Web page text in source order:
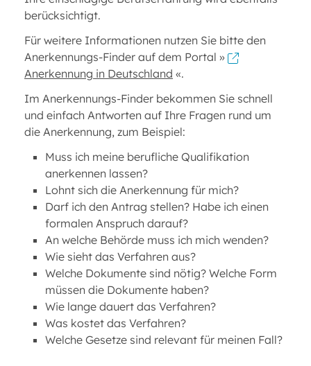
berücksichtigt.
Für weitere Informationen nutzen Sie bitte den
Anerkennungs-Finder auf dem Portal »
Anerkennung in Deutschland «.
Im Anerkennungs-Finder bekommen Sie schnell
und einfach Antworten auf Ihre Fragen rund um
die Anerkennung, zum Beispiel:
Muss ich meine berufliche Qualifikation
anerkennen lassen?
Lohnt sich die Anerkennung für mich?
Darf ich den Antrag stellen? Habe ich einen
formalen Anspruch darauf?
An welche Behörde muss ich mich wenden?
Wie sieht das Verfahren aus?
Welche Dokumente sind nötig? Welche Form
müssen die Dokumente haben?
Wie lange dauert das Verfahren?
Was kostet das Verfahren?
Welche Gesetze sind relevant für meinen Fall?